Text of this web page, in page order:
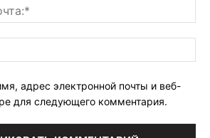
адрес электронной почты и веб-
для следующего комментария.